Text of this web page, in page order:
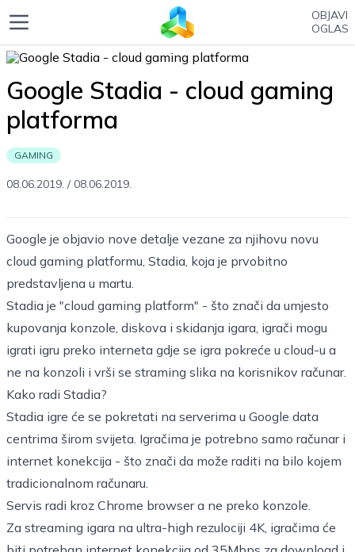
OBJAVI
OGLAS
Google Stadia - cloud gaming
platforma
GAMING
08.06.2019. /08.06.2019.
Google je objavio nove detalje vezane za njihovu novu
cloud gaming platformu, Stadia, koja je prvobitno
predstavljena u martu.
Stadia je "cloud gaming platform" - što znači da umjesto
kupovanja konzole, diskova i skidanja igara, igrači mogu
igrati igru preko interneta gdje se igra pokreće u cloud-u a
ne na konzoli i vrši se straming slika na korisnikov računar.
Kako radi Stadia?
Stadia igre će se pokretati na serverima u Google data
centrima širom svijeta. Igračima je potrebno samo računar i
internet konekcija - što znači da može raditi na bilo kojem
tradicionalnom računaru.
Servis radi kroz Chrome browser a ne preko konzole.
Za streaming igara na ultra-high rezulociji 4K, igračima će